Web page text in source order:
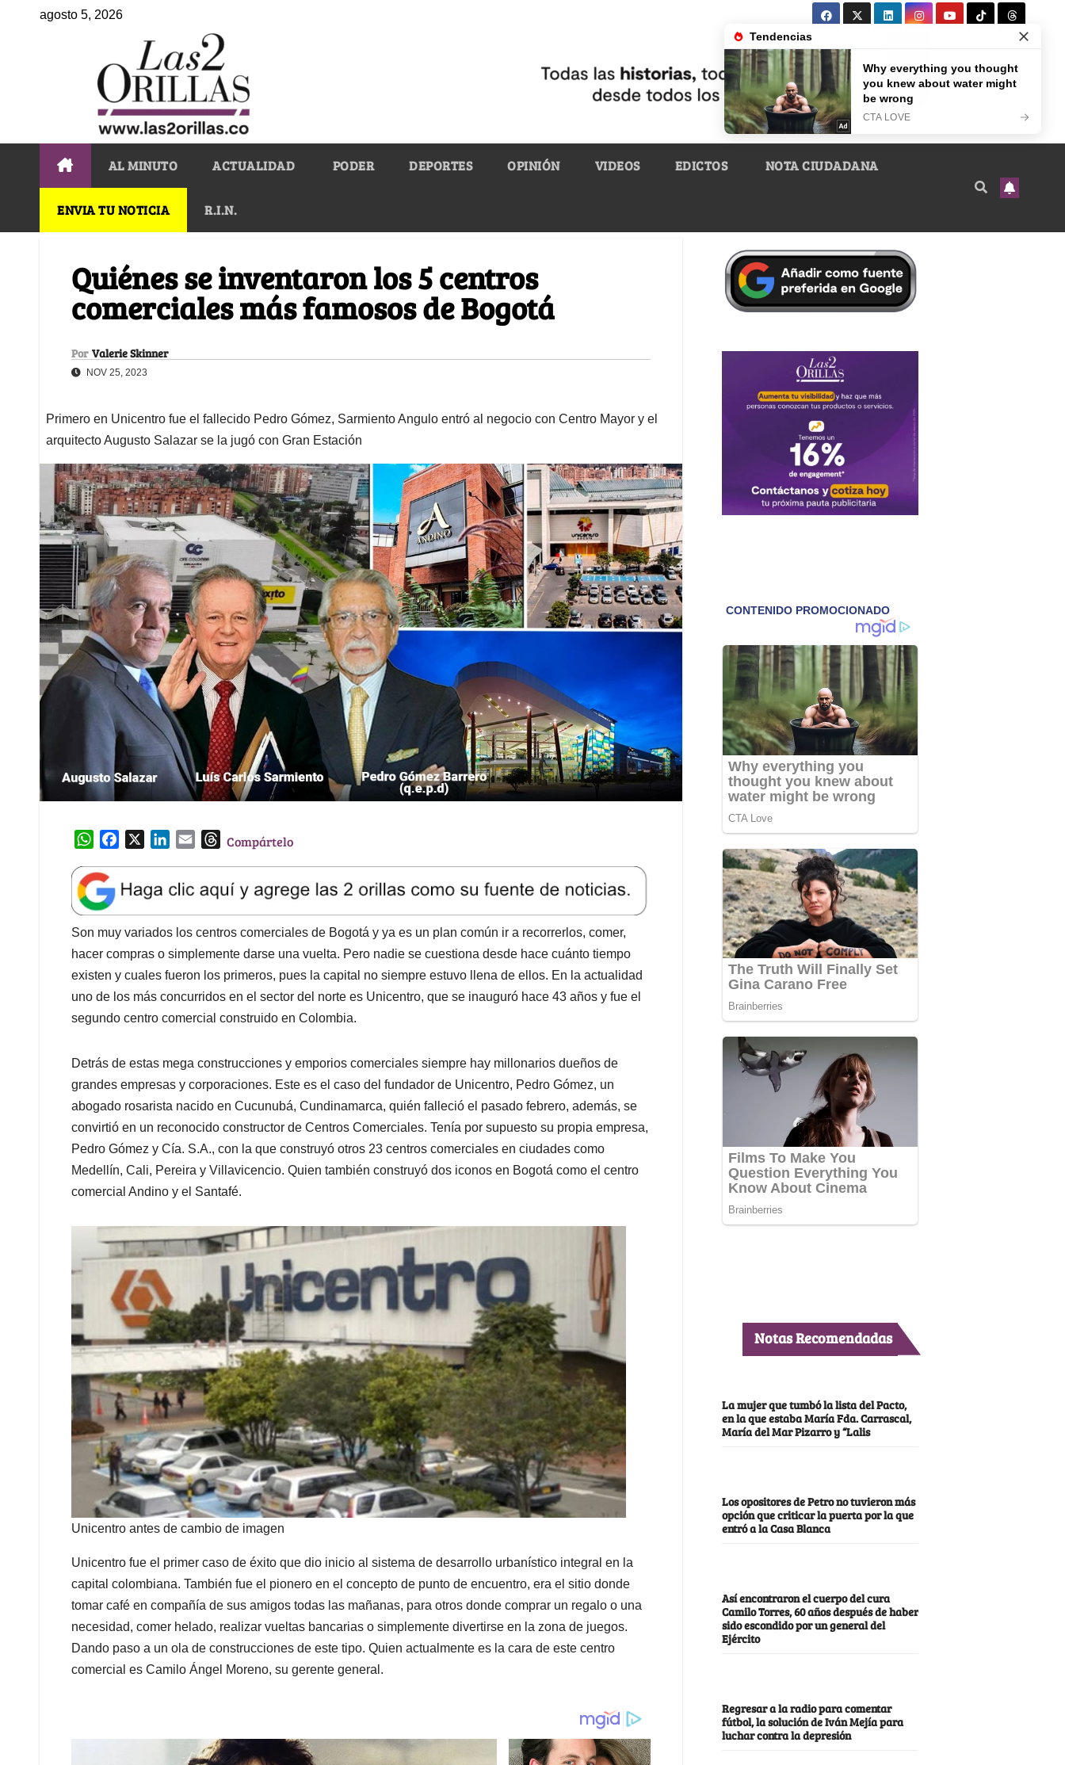
agosto 5, 2026
AL MINUTO ACTUALIDAD PODER DEPORTES OPINIÓN VIDEOS EDICTOS NOTA CIUDADANA
ENVIA TU NOTICIA R.I.N.
Quiénes se inventaron los 5 centros
comerciales más famosos de Bogotá
Por Valerie Skinner
NOV 25, 2023
Primero en Unicentro fue el fallecido Pedro Gómez, Sarmiento Angulo entró al negocio con Centro Mayor y el
arquitecto Augusto Salazar se la jugó con Gran Estación
W
a
t
s
A
p
p
e
b
o
o
k
k
e
d
I
n
l
T
e
a
d
s
Compártelo
Son muy variados los centros comerciales de Bogotá y ya es un plan común ir a recorrerlos, comer,
hacer compras o simplemente darse una vuelta. Pero nadie se cuestiona desde hace cuánto tiempo
existen y cuales fueron los primeros, pues la capital no siempre estuvo llena de ellos. En la actualidad
uno de los más concurridos en el sector del norte es Unicentro, que se inauguró hace 43 años y fue el
segundo centro comercial construido en Colombia.
Detrás de estas mega construcciones y emporios comerciales siempre hay millonarios dueños de
grandes empresas y corporaciones. Este es el caso del fundador de Unicentro, Pedro Gómez, un
abogado rosarista nacido en Cucunubá, Cundinamarca, quién falleció el pasado febrero, además, se
convirtió en un reconocido constructor de Centros Comerciales. Tenía por supuesto su propia empresa,
Pedro Gómez y Cía. S.A., con la que construyó otros 23 centros comerciales en ciudades como
Medellín, Cali, Pereira y Villavicencio. Quien también construyó dos iconos en Bogotá como el centro
comercial Andino y el Santafé.
Unicentro antes de cambio de imagen
Unicentro fue el primer caso de éxito que dio inicio al sistema de desarrollo urbanístico integral en la
capital colombiana. También fue el pionero en el concepto de punto de encuentro, era el sitio donde
tomar café en compañía de sus amigos todas las mañanas, para otros donde comprar un regalo o una
necesidad, comer helado, realizar vueltas bancarias o simplemente divertirse en la zona de juegos.
Dando paso a un ola de construcciones de este tipo. Quien actualmente es la cara de este centro
comercial es Camilo Ángel Moreno, su gerente general.
Notas Recomendadas
La mujer que tumbó la lista del Pacto,
en la que estaba María Fda. Carrascal,
María del Mar Pizarro y “Lalis
Los opositores de Petro no tuvieron más
opción que criticar la puerta por la que
entró a la Casa Blanca
Así encontraron el cuerpo del cura
Camilo Torres, 60 años después de haber
sido escondido por un general del
Ejército
Regresar a la radio para comentar
fútbol, la solución de Iván Mejía para
luchar contra la depresión